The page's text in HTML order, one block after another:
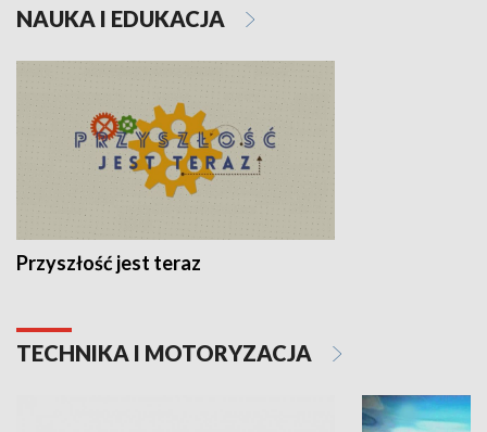
NAUKA I EDUKACJA
Przyszłość jest teraz
TECHNIKA I MOTORYZACJA